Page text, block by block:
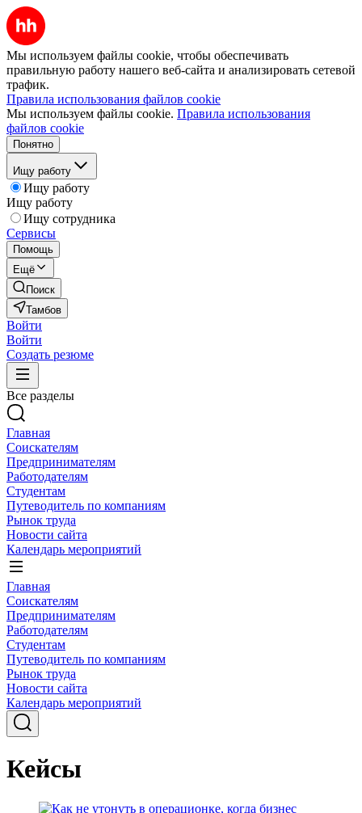
Мы используем файлы cookie, чтобы обеспечивать
правильную работу нашего веб-сайта и анализировать сетевой
трафик.
Правила использования файлов cookie
Мы используем файлы cookie. Правила использования
файлов cookie
Понятно
Ищу работу
Ищу работу
Ищу работу
Ищу сотрудника
Сервисы
Помощь
Ещё
Поиск
Тамбов
Войти
Войти
Создать резюме
Все разделы
Главная
Соискателям
Предпринимателям
Работодателям
Студентам
Путеводитель по компаниям
Рынок труда
Новости сайта
Календарь мероприятий
Главная
Соискателям
Предпринимателям
Работодателям
Студентам
Путеводитель по компаниям
Рынок труда
Новости сайта
Календарь мероприятий
Кейсы